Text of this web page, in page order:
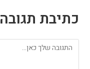
כתיבת תגובה
להגיב